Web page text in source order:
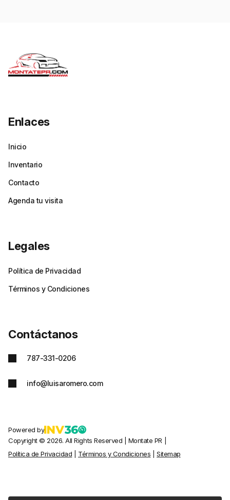
Enlaces
Inicio
Inventario
Contacto
Agenda tu visita
Legales
Política de Privacidad
Términos y Condiciones
Contáctanos
787-331-0206
info@luisaromero.com
Powered by
Copyright © 2026. All Rights Reserved
Montate PR |
Política de Privacidad
Términos y Condiciones |Sitemap